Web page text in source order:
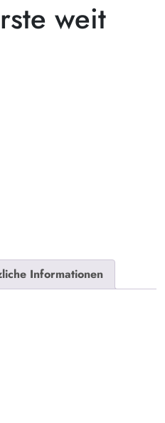
weit
Informationen